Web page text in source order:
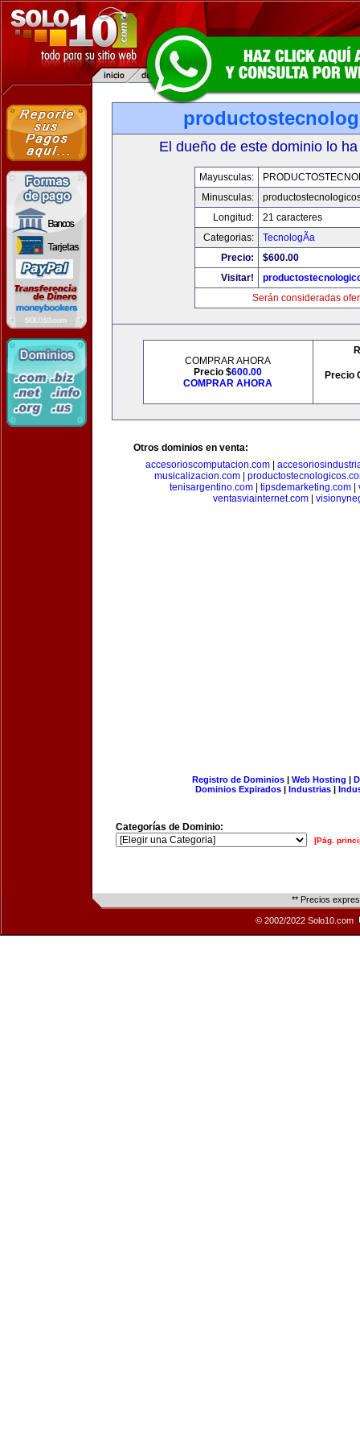
El dueño de este dominio lo
Mayusculas:
Minusculas:
Longitud:
21 caracteres
Categorias:
TecnologÃ­a
Precio:
$600.00
Visitar!
Serán consideradas
COMPRAR AHORA
Precio $600.00
COMPRAR AHORA
Precio
Otros dominios en venta:
accesorioscomputacion.com
musicalizacion.com|
tenisargentino.com
tipsdemarketing.com
ventasviainternet.com
Registro de Dominios| Web Hosting |
Dominios Expirados | Industrias |
Categorías de Dominio:
[Pág.
** Precios
© 2002/2022 Solo10.com